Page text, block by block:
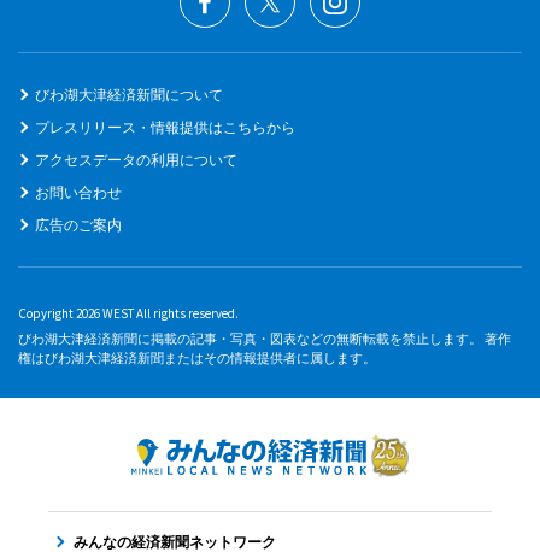
びわ湖大津経済新聞について
プレスリリース・情報提供はこちらから
アクセスデータの利用について
お問い合わせ
広告のご案内
Copyright 2026 WEST All rights reserved.
びわ湖大津経済新聞に掲載の記事・写真・図表などの無断転載を禁止します。 著作
権はびわ湖大津経済新聞またはその情報提供者に属します。
みんなの経済新聞ネットワーク